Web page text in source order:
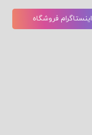
اینستاگرام فروشگاه